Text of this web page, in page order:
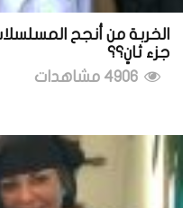
الخربة من أنجح
جزء ثانٍ؟؟